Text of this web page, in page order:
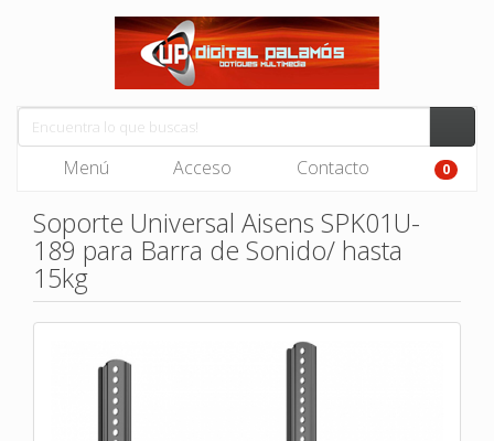
Menú Acceso Contacto 0
Soporte Universal Aisens SPK01U-
189 para Barra de Sonido/ hasta
15kg